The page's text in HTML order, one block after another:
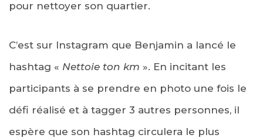
pour nettoyer son quartier.
C’est sur Instagram que Benjamin a lancé le
hashtag « Nettoie ton km ». En incitant les
participants à se prendre en photo une fois le
défi réalisé et à tagger 3 autres personnes, il
espère que son hashtag circulera le plus